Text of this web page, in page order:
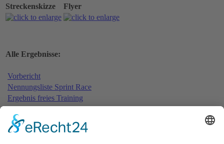
Streckenskizze Flyer
Alle Ergebnisse:
Vorbericht
Nennungsliste Sprint Race
Ergebnis freies Training
Bericht freies Training
Ergebnis Zeittraining
Bericht Zeittraining